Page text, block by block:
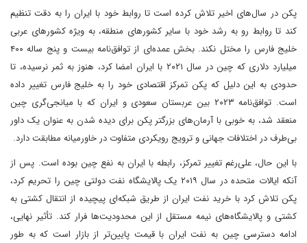
پکن در سال‌های اخیر تلاش کرده است تا روابط خود با ایران را به دقت تنظیم
کند تا روابط رو به رشد خود با سایر کشورهای منطقه، به ویژه کشورهای عربی
خلیج فارس را مختل نکند. بخش عمده‌ای از توافق‌نامه بیست و پنج ساله ۴۰۰
میلیارد دلاری که چین در سال ۲۰۲۱ با ایران امضا کرد، هنوز به ثمر نرسیده، تا
حدودی به این دلیل که پکن تمرکز اقتصادی خود را به خلیج فارس تغییر داده
است. توافق‌نامه ۲۰۲۳ بین عربستان سعودی و ایران که با میانجی‌گری چین
منعقد شد، به خوبی با آرمان‌های بزرگتر پکن برای دیده شدن به عنوان یک داور
بی‌طرف در اختلافات جهانی و ترویج رویکردی متفاوت در خاورمیانه مطابقت دارد.
با این حال، علی‌رغم تغییر تمرکز، رابطه با ایران به نفع چین بوده است. پس از
آنکه ایالات متحده در سال ۲۰۱۹ یک پالایشگاه نفت دولتی چین را تحریم کرد،
پکن تلاش کرد با خرید نفت ایران از طریق شبکه‌ای پیچیده از انتقال کشتی به
کشتی و پالایشگاه‌های نیمه مستقل از این محدودیت‌ها فرار کند. تأثیر نهایی،
ادامه دسترسی چین به نفت ایران با قیمت پایین‌تر از بازار است که به طور